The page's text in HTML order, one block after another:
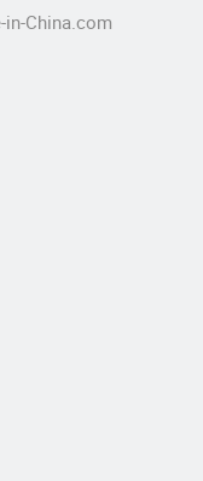
in-China.com